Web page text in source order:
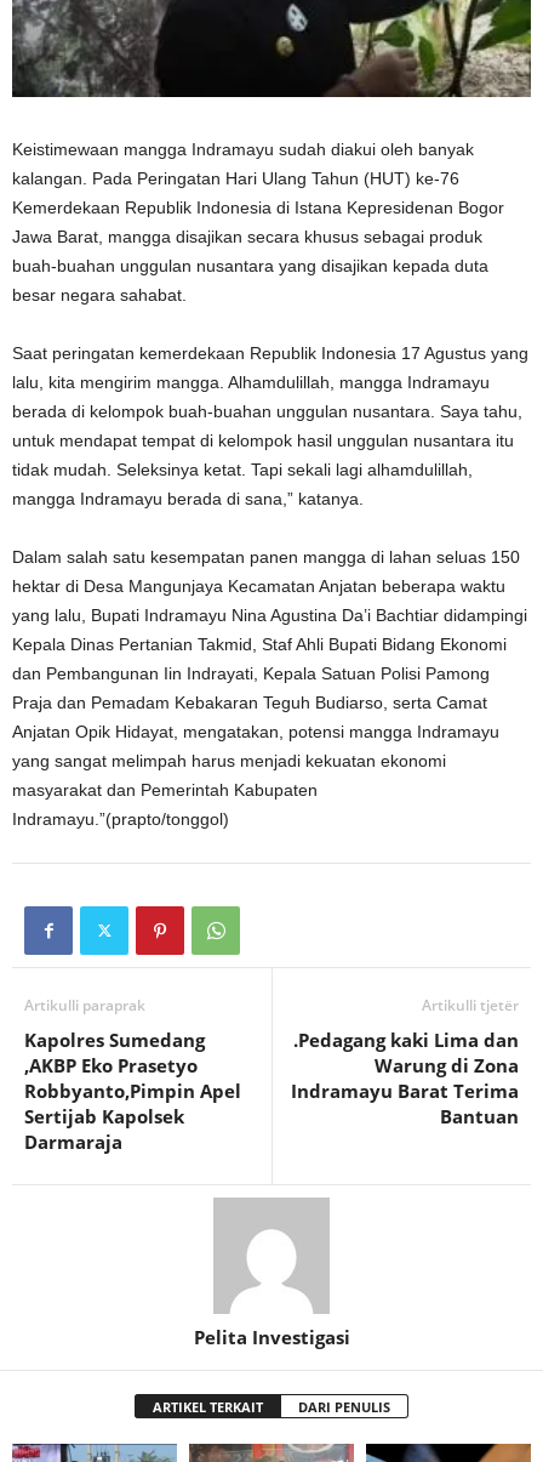
Keistimewaan mangga Indramayu sudah diakui oleh banyak
kalangan. Pada Peringatan Hari Ulang Tahun (HUT) ke-76
Kemerdekaan Republik Indonesia di Istana Kepresidenan Bogor
Jawa Barat, mangga disajikan secara khusus sebagai produk
buah-buahan unggulan nusantara yang disajikan kepada duta
besar negara sahabat.
Saat peringatan kemerdekaan Republik Indonesia 17 Agustus yang
lalu, kita mengirim mangga. Alhamdulillah, mangga Indramayu
berada di kelompok buah-buahan unggulan nusantara. Saya tahu,
untuk mendapat tempat di kelompok hasil unggulan nusantara itu
tidak mudah. Seleksinya ketat. Tapi sekali lagi alhamdulillah,
mangga Indramayu berada di sana,” katanya.
Dalam salah satu kesempatan panen mangga di lahan seluas 150
hektar di Desa Mangunjaya Kecamatan Anjatan beberapa waktu
yang lalu, Bupati Indramayu Nina Agustina Da’i Bachtiar didampingi
Kepala Dinas Pertanian Takmid, Staf Ahli Bupati Bidang Ekonomi
dan Pembangunan Iin Indrayati, Kepala Satuan Polisi Pamong
Praja dan Pemadam Kebakaran Teguh Budiarso, serta Camat
Anjatan Opik Hidayat, mengatakan, potensi mangga Indramayu
yang sangat melimpah harus menjadi kekuatan ekonomi
masyarakat dan Pemerintah Kabupaten
Indramayu.”(prapto/tonggol)
Artikulli paraprak
Kapolres Sumedang
,AKBP Eko Prasetyo
Robbyanto,Pimpin Apel
Sertijab Kapolsek
Darmaraja
Artikulli tjetër
.Pedagang kaki Lima dan
Warung di Zona
Indramayu Barat Terima
Bantuan
Pelita Investigasi
ARTIKEL TERKAIT DARI PENULIS